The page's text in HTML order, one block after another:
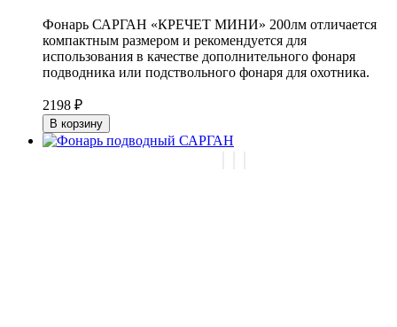
Фонарь САРГАН «КРЕЧЕТ МИНИ» 200лм отличается
компактным размером и рекомендуется для
использования в качестве дополнительного фонаря
подводника или подствольного фонаря для охотника.
2198 ₽
В корзину